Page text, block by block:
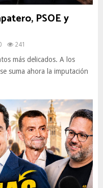
PSOE y
241
más delicados. A los
suma ahora la imputación